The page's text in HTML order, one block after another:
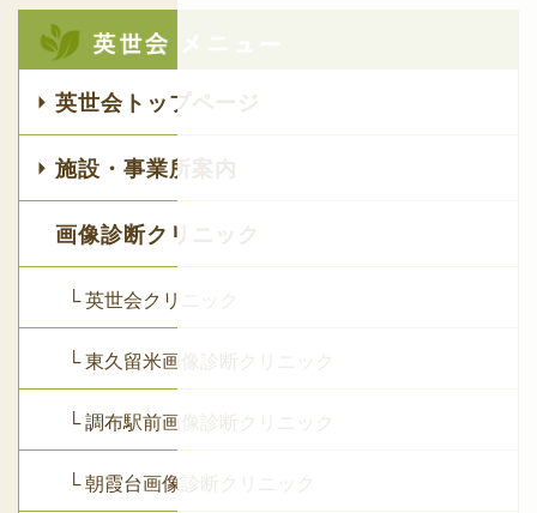
英世会トップページ
施設・事業所案内
画像診断クリニック
└ 英世会クリニック
└ 東久留米画像診断クリニック
└ 調布駅前画像診断クリニック
└ 朝霞台画像診断クリニック